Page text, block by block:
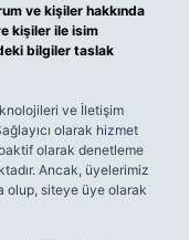
ve kişiler hakkında
kişiler ile isim
bilgiler taslak
ve İletişim
olarak hizmet
olarak denetleme
Ancak, üyelerimiz
olup, siteye üye olarak